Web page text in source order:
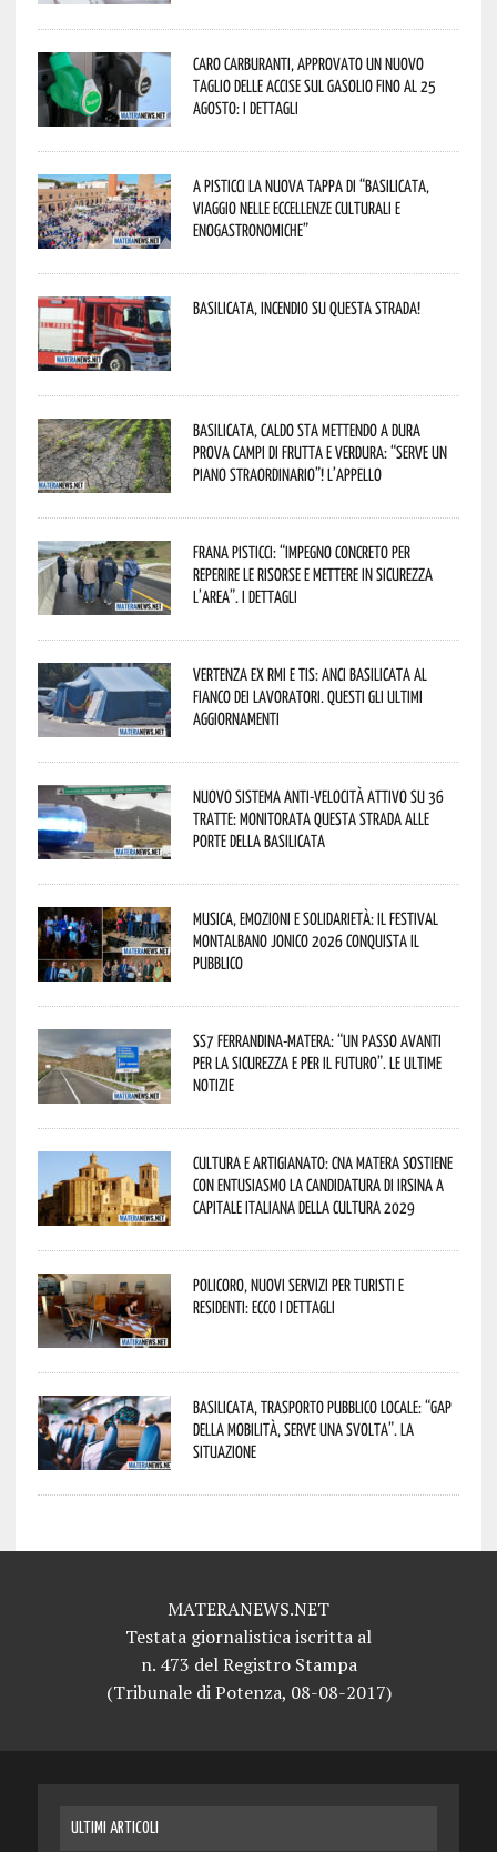
Caro carburanti, approvato un nuovo
taglio delle accise sul gasolio fino al 25
agosto: i dettagli
A Pisticci la nuova tappa di “Basilicata,
viaggio nelle eccellenze culturali e
enogastronomiche”
Basilicata, incendio su questa strada!
Basilicata, caldo sta mettendo a dura
prova campi di frutta e verdura: “Serve un
piano straordinario”! L’appello
Frana Pisticci: “Impegno concreto per
reperire le risorse e mettere in sicurezza
l’area”. I dettagli
Vertenza ex RMI e TIS: ANCI Basilicata al
fianco dei lavoratori. Questi gli ultimi
aggiornamenti
Nuovo sistema anti-velocità attivo su 36
tratte: monitorata questa strada alle
porte della Basilicata
Musica, emozioni e solidarietà: il Festival
Montalbano Jonico 2026 conquista il
pubblico
SS7 Ferrandina-Matera: “Un passo avanti
per la sicurezza e per il futuro”. Le ultime
notizie
Cultura e Artigianato: CNA Matera sostiene
con entusiasmo la candidatura di Irsina a
Capitale Italiana della Cultura 2029
Policoro, nuovi servizi per turisti e
residenti: ecco i dettagli
Basilicata, trasporto pubblico locale: “Gap
della mobilità, serve una svolta”. La
situazione
MATERANEWS.NET
Testata giornalistica iscritta al
n. 473 del Registro Stampa
(Tribunale di Potenza, 08-08-2017)
ULTIMI ARTICOLI